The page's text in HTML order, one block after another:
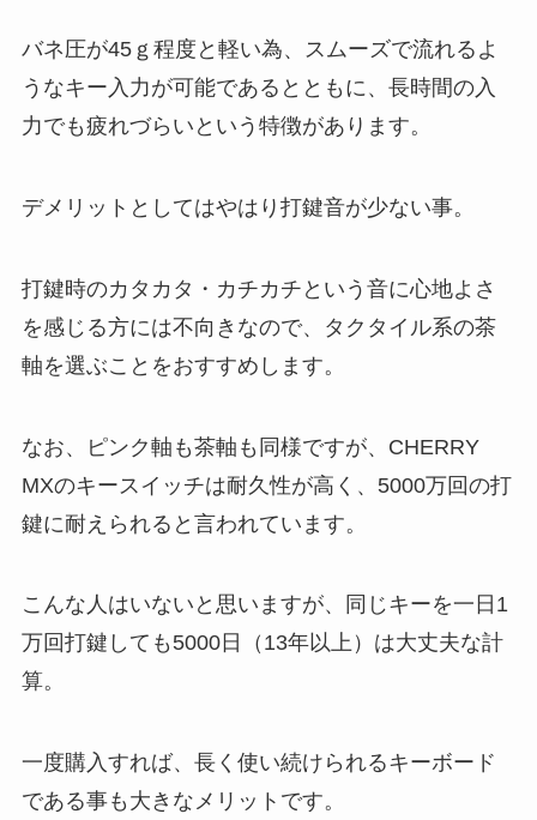
バネ圧が45ｇ程度と軽い為、スムーズで流れるよ
うなキー入力が可能であるとともに、長時間の入
力でも疲れづらいという特徴があります。
デメリットとしてはやはり打鍵音が少ない事。
打鍵時のカタカタ・カチカチという音に心地よさ
を感じる方には不向きなので、タクタイル系の茶
軸を選ぶことをおすすめします。
なお、ピンク軸も茶軸も同様ですが、CHERRY
MXのキースイッチは耐久性が高く、5000万回の打
鍵に耐えられると言われています。
こんな人はいないと思いますが、同じキーを一日1
万回打鍵しても5000日（13年以上）は大丈夫な計
算。
一度購入すれば、長く使い続けられるキーボード
である事も大きなメリットです。